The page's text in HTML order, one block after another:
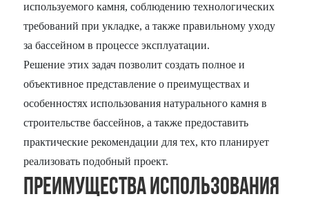
используемого камня, соблюдению технологических
требований при укладке, а также правильному уходу
за бассейном в процессе эксплуатации.
Решение этих задач позволит создать полное и
объективное представление о преимуществах и
особенностях использования натурального камня в
строительстве бассейнов, а также предоставить
практические рекомендации для тех, кто планирует
реализовать подобный проект.
Преимущества использования